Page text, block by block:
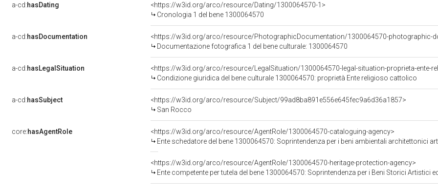
a-cd:hasDating
<https://w3id.org/arco/resource/Dating/1300064570-1>
Cronologia 1 del bene 1300064570
a-cd:hasDocumentation
<https://w3id.org/arco/resource/PhotographicDocumentation/1300064570-photographic-
Documentazione fotografica 1 del bene culturale: 1300064570
a-cd:hasLegalSituation
<https://w3id.org/arco/resource/LegalSituation/1300064570-legal-situation-proprieta-ente-
Condizione giuridica del bene culturale 1300064570: proprietà Ente religioso cattolico
a-cd:hasSubject
<https://w3id.org/arco/resource/Subject/99ad8ba891e556e645fec9a6d36a1857>
San Rocco
core:hasAgentRole
<https://w3id.org/arco/resource/AgentRole/1300064570-cataloguing-agency>
Ente schedatore del bene 1300064570: Soprintendenza per i beni ambientali architettonici
<https://w3id.org/arco/resource/AgentRole/1300064570-heritage-protection-agency>
Ente competente per tutela del bene 1300064570: Soprintendenza per i Beni Storici Artistici